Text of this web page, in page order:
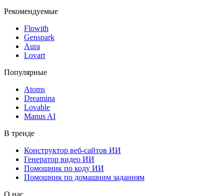
Рекомендуемые
Flowith
Genspark
Aura
Lovart
Популярные
Atoms
Dreamina
Lovable
Manus AI
В тренде
Конструктор веб-сайтов ИИ
Генератор видео ИИ
Помощник по коду ИИ
Помощник по домашним заданиям
О нас